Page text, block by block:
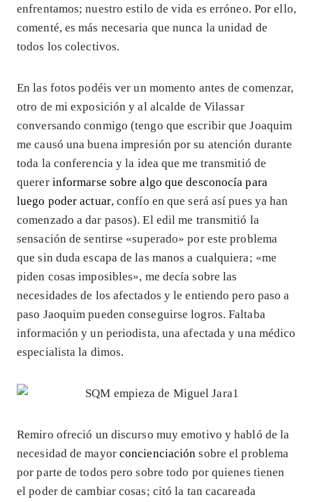
enfrentamos; nuestro estilo de vida es erróneo. Por ello,
comenté, es más necesaria que nunca la unidad de
todos los colectivos.
En las fotos podéis ver un momento antes de comenzar,
otro de mi exposición y al alcalde de Vilassar
conversando conmigo (tengo que escribir que Joaquim
me causó una buena impresión por su atención durante
toda la conferencia y la idea que me transmitió de
querer informarse sobre algo que desconocía para
luego poder actuar, confío en que será así pues ya han
comenzado a dar pasos). El edil me transmitió la
sensación de sentirse «superado» por este problema
que sin duda escapa de las manos a cualquiera; «me
piden cosas imposibles», me decía sobre las
necesidades de los afectados y le entiendo pero paso a
paso Jaoquim pueden conseguirse logros. Faltaba
información y un periodista, una afectada y una médico
especialista la dimos.
Remiro ofreció un discurso muy emotivo y habló de la
necesidad de mayor concienciación sobre el problema
por parte de todos pero sobre todo por quienes tienen
el poder de cambiar cosas; citó la tan cacareada